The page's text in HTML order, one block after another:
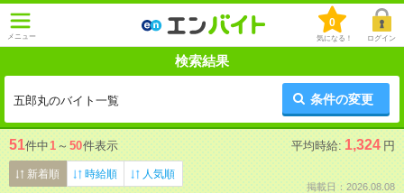
メニュー
0
気になる！ ログイン
検索結果
五郎丸のバイト一覧 条件の変更
51件中1 ～ 50件表示 平均時給: 1,324 円
新着順 時給順 人気順
掲載日：2026.08.08